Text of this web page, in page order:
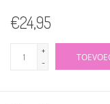
€24,95
+
-